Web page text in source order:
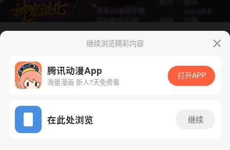
App免费看
腾漫App免费看
继续浏览精彩内容
腾讯动漫App
海量漫画 新人7天免费看
打开APP
在此处浏览 继续